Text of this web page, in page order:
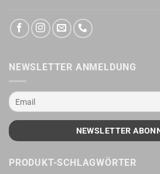
NEWSLETTER ANMELDUNG
PRODUKT-SCHLAGWÖRTER